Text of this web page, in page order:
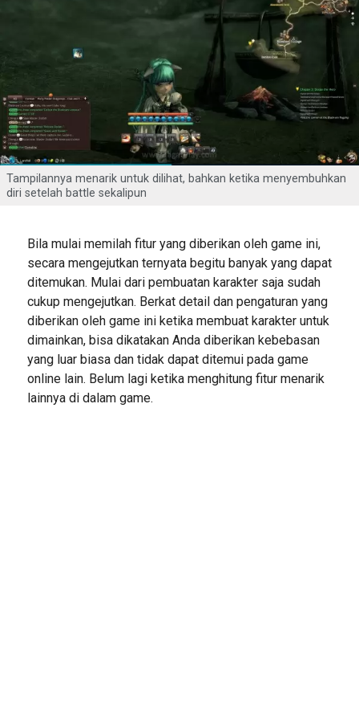
Tampilannya menarik untuk dilihat, bahkan ketika menyembuhkan
diri setelah battle sekalipun
Bila mulai memilah fitur yang diberikan oleh game ini,
secara mengejutkan ternyata begitu banyak yang dapat
ditemukan. Mulai dari pembuatan karakter saja sudah
cukup mengejutkan. Berkat detail dan pengaturan yang
diberikan oleh game ini ketika membuat karakter untuk
dimainkan, bisa dikatakan Anda diberikan kebebasan
yang luar biasa dan tidak dapat ditemui pada game
online lain. Belum lagi ketika menghitung fitur menarik
lainnya di dalam game.